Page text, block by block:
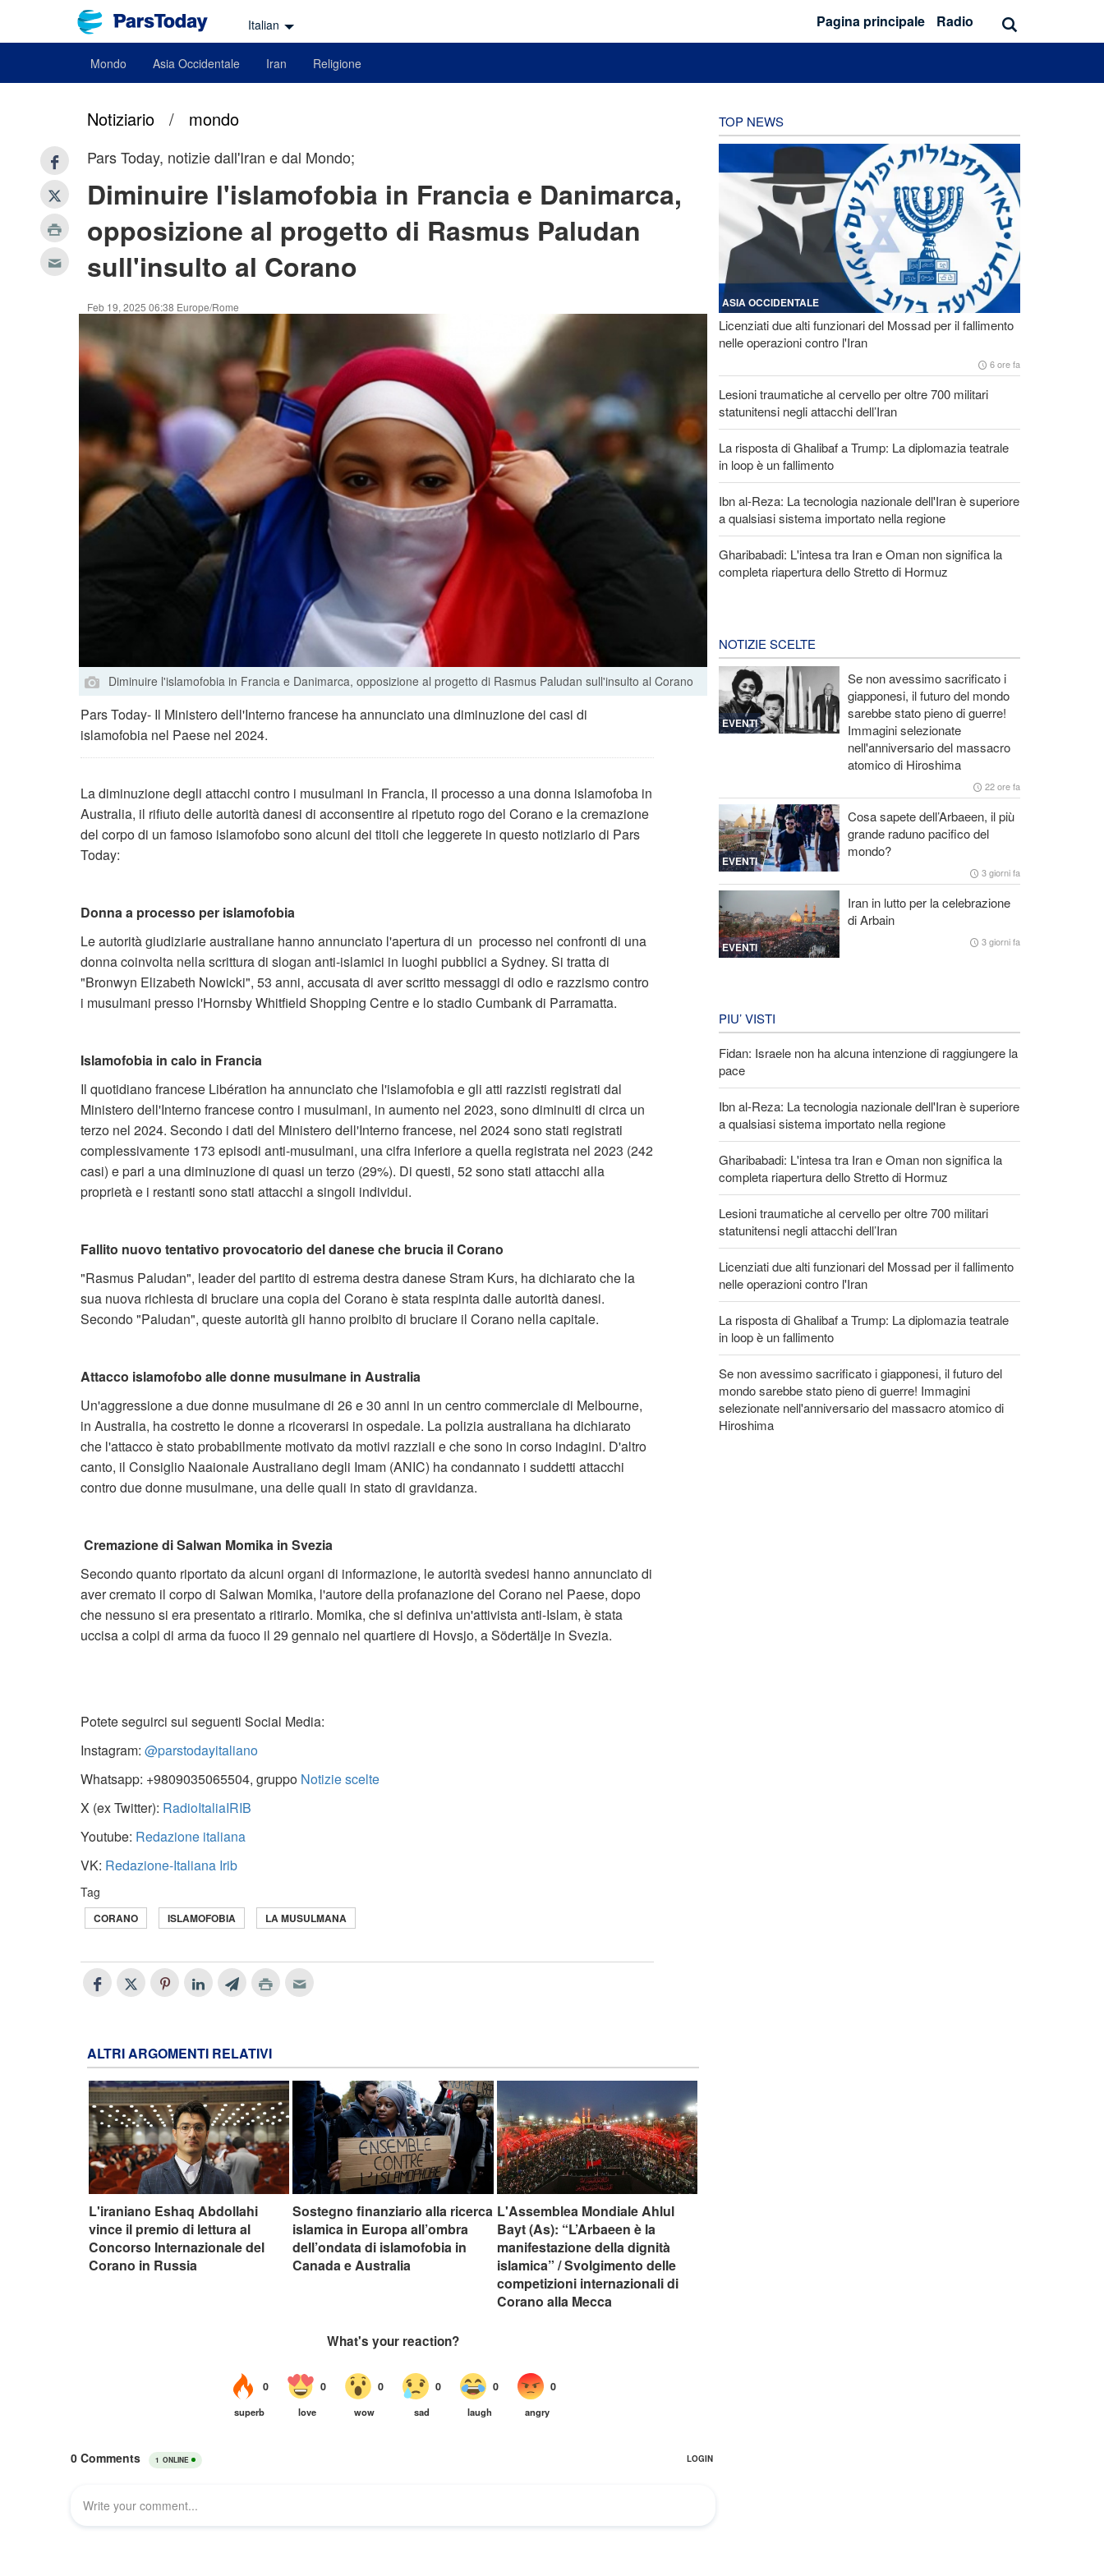
Italian Pagina principale Radio
Mondo Asia Occidentale Iran Religione
Notiziario / mondo
Pars Today, notizie dall'Iran e dal Mondo;
Diminuire l'islamofobia in Francia e Danimarca,
opposizione al progetto di Rasmus Paludan
sull'insulto al Corano
Feb 19, 2025 06:38 Europe/Rome
Diminuire l'islamofobia in Francia e Danimarca, opposizione al progetto di Rasmus Paludan sull'insulto al Corano
Pars Today- Il Ministero dell'Interno francese ha annunciato una diminuzione dei casi di
islamofobia nel Paese nel 2024.
La diminuzione degli attacchi contro i musulmani in Francia, il processo a una donna islamofoba in
Australia, il rifiuto delle autorità danesi di acconsentire al ripetuto rogo del Corano e la cremazione
del corpo di un famoso islamofobo sono alcuni dei titoli che leggerete in questo notiziario di Pars
Today:
Donna a processo per islamofobia
Le autorità giudiziarie australiane hanno annunciato l'apertura di un processo nei confronti di una
donna coinvolta nella scrittura di slogan anti-islamici in luoghi pubblici a Sydney. Si tratta di
"Bronwyn Elizabeth Nowicki", 53 anni, accusata di aver scritto messaggi di odio e razzismo contro
i musulmani presso l'Hornsby Whitfield Shopping Centre e lo stadio Cumbank di Parramatta.
Islamofobia in calo in Francia
Il quotidiano francese Libération ha annunciato che l'islamofobia e gli atti razzisti registrati dal
Ministero dell'Interno francese contro i musulmani, in aumento nel 2023, sono diminuiti di circa un
terzo nel 2024. Secondo i dati del Ministero dell'Interno francese, nel 2024 sono stati registrati
complessivamente 173 episodi anti-musulmani, una cifra inferiore a quella registrata nel 2023 (242
casi) e pari a una diminuzione di quasi un terzo (29%). Di questi, 52 sono stati attacchi alla
proprietà e i restanti sono stati attacchi a singoli individui.
Fallito nuovo tentativo provocatorio del danese che brucia il Corano
"Rasmus Paludan", leader del partito di estrema destra danese Stram Kurs, ha dichiarato che la
sua nuova richiesta di bruciare una copia del Corano è stata respinta dalle autorità danesi.
Secondo "Paludan", queste autorità gli hanno proibito di bruciare il Corano nella capitale.
Attacco islamofobo alle donne musulmane in Australia
Un'aggressione a due donne musulmane di 26 e 30 anni in un centro commerciale di Melbourne,
in Australia, ha costretto le donne a ricoverarsi in ospedale. La polizia australiana ha dichiarato
che l'attacco è stato probabilmente motivato da motivi razziali e che sono in corso indagini. D'altro
canto, il Consiglio Naaionale Australiano degli Imam (ANIC) ha condannato i suddetti attacchi
contro due donne musulmane, una delle quali in stato di gravidanza.
Cremazione di Salwan Momika in Svezia
Secondo quanto riportato da alcuni organi di informazione, le autorità svedesi hanno annunciato di
aver cremato il corpo di Salwan Momika, l'autore della profanazione del Corano nel Paese, dopo
che nessuno si era presentato a ritirarlo. Momika, che si definiva un'attivista anti-Islam, è stata
uccisa a colpi di arma da fuoco il 29 gennaio nel quartiere di Hovsjo, a Södertälje in Svezia.
Potete seguirci sui seguenti Social Media:
Instagram: @parstodayitaliano
Whatsapp: +9809035065504, gruppo Notizie scelte
X (ex Twitter): RadioItaliaIRIB
Youtube: Redazione italiana
VK: Redazione-Italiana Irib
Tag
CORANO ISLAMOFOBIA LA MUSULMANA
ALTRI ARGOMENTI RELATIVI
L'iraniano Eshaq Abdollahi
vince il premio di lettura al
Concorso Internazionale del
Corano in Russia
Sostegno finanziario alla ricerca
islamica in Europa all’ombra
dell’ondata di islamofobia in
Canada e Australia
L'Assemblea Mondiale Ahlul
Bayt (As): “L’Arbaeen è la
manifestazione della dignità
islamica” / Svolgimento delle
competizioni internazionali di
Corano alla Mecca
TOP NEWS
ASIA OCCIDENTALE
Licenziati due alti funzionari del Mossad per il fallimento
nelle operazioni contro l'Iran
6 ore fa
Lesioni traumatiche al cervello per oltre 700 militari
statunitensi negli attacchi dell’Iran
La risposta di Ghalibaf a Trump: La diplomazia teatrale
in loop è un fallimento
Ibn al-Reza: La tecnologia nazionale dell'Iran è superiore
a qualsiasi sistema importato nella regione
Gharibabadi: L'intesa tra Iran e Oman non significa la
completa riapertura dello Stretto di Hormuz
NOTIZIE SCELTE
EVENTI
Se non avessimo sacrificato i
giapponesi, il futuro del mondo
sarebbe stato pieno di guerre!
Immagini selezionate
nell'anniversario del massacro
atomico di Hiroshima
22 ore fa
EVENTI
Cosa sapete dell’Arbaeen, il più
grande raduno pacifico del
mondo?
3 giorni fa
EVENTI
Iran in lutto per la celebrazione
di Arbain
3 giorni fa
PIU’ VISTI
Fidan: Israele non ha alcuna intenzione di raggiungere la
pace
Ibn al-Reza: La tecnologia nazionale dell'Iran è superiore
a qualsiasi sistema importato nella regione
Gharibabadi: L'intesa tra Iran e Oman non significa la
completa riapertura dello Stretto di Hormuz
Lesioni traumatiche al cervello per oltre 700 militari
statunitensi negli attacchi dell’Iran
Licenziati due alti funzionari del Mossad per il fallimento
nelle operazioni contro l'Iran
La risposta di Ghalibaf a Trump: La diplomazia teatrale
in loop è un fallimento
Se non avessimo sacrificato i giapponesi, il futuro del
mondo sarebbe stato pieno di guerre! Immagini
selezionate nell'anniversario del massacro atomico di
Hiroshima